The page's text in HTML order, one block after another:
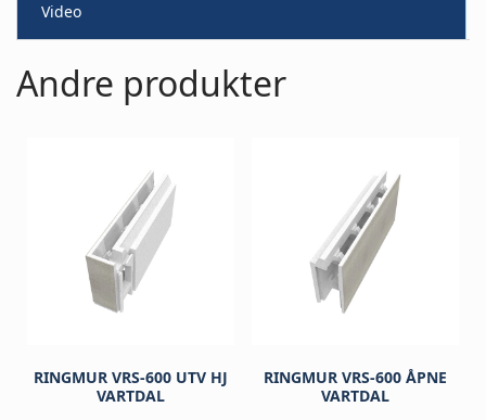
Video
Andre produkter
RINGMUR VRS-600 UTV HJ
VARTDAL
RINGMUR VRS-600 ÅPNE
VARTDAL